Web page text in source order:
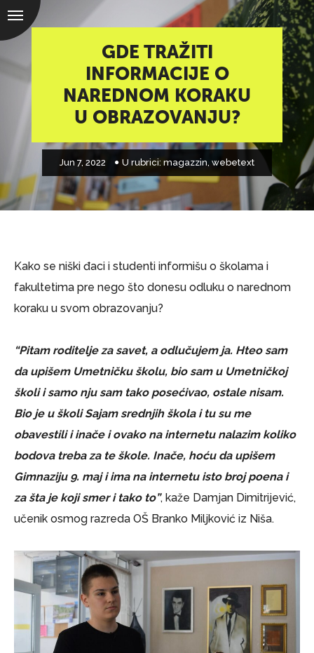
GDE TRAŽITI
INFORMACIJE O
NAREDNOM KORAKU
U OBRAZOVANJU?
Jun 7, 2022 U rubrici: magazzin, webetext
Kako se niški đaci i studenti informišu o školama i
fakultetima pre nego što donesu odluku o narednom
koraku u svom obrazovanju?
“Pitam roditelje za savet, a odlučujem ja. Hteo sam
da upišem Umetničku školu, bio sam u Umetničkoj
školi i samo nju sam tako posećivao, ostale nisam.
Bio je u školi Sajam srednjih škola i tu su me
obavestili i inače i ovako na internetu nalazim koliko
bodova treba za te škole. Inače, hoću da upišem
Gimnaziju 9. maj i ima na internetu isto broj poena i
za šta je koji smer i tako to”, kaže Damjan Dimitrijević,
učenik osmog razreda OŠ Branko Miljković iz Niša.